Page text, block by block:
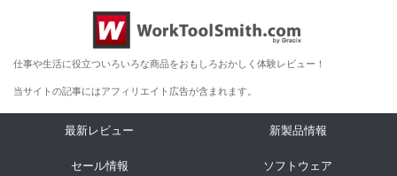
仕事や生活に役立ついろいろな商品をおもしろおかしく体験レビュー！
当サイトの記事にはアフィリエイト広告が含まれます。
最新レビュー 新製品情報
セール情報 ソフトウェア